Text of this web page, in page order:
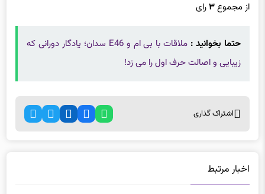
از مجموع۳رای
حتما بخوانید :
ملاقات با بی ام و E46 سدان؛ یادگار دورانی که
زیبایی و اصالت حرف اول را می زد!
اشتراک گذاری
اخبار مرتبط